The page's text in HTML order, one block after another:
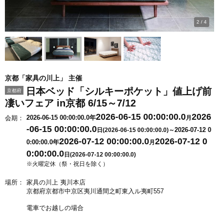
2 / 4
京都「家具の川上」 主催
京都府
日本ベッド「シルキーポケット」値上げ前
凄いフェア in京都 6/15～7/12
会期： 2026-06-15 00:00:00.0年2026-06-15 00:00:00.0月2026
-06-15 00:00:00.0 日(2026-06-15 00:00:00.0)～2026-07-12 0
0:00:00.0年2026-07-12 00:00:00.0月2026-07-12 0
0:00:00.0 日(2026-07-12 00:00:00.0)
※火曜定休（祭・祝日を除く）
場所：
家具の川上 夷川本店
京都府京都市中京区夷川通間之町東入ル夷町557
電車でお越しの場合